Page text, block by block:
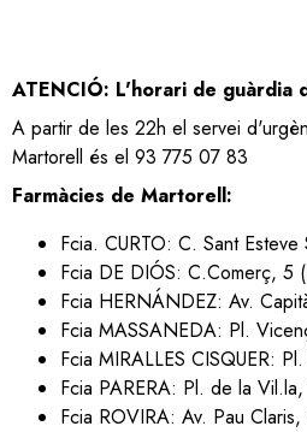
ATENCIÓ: L'horari de guàrdia
A partir de les 22h el servei
Martorell és el 93 775 07 83
Farmàcies de Martorell:
Fcia. CURTO: C. Sant
Fcia DE DIÓS: C.Comerç, 5
Fcia HERNÁNDEZ: Av.
Fcia MASSANEDA: Pl.
Fcia MIRALLES CISQUER:
Fcia PARERA: Pl. de la
Fcia ROVIRA: Av. Pau